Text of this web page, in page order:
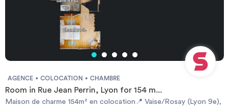
AGENCE COLOCATION CHAMBRE
Room in Rue Jean Perrin, Lyon for 154 m...
Maison de charme 154m² en colocation📍 Vaise/Rosay (Lyon 9e),